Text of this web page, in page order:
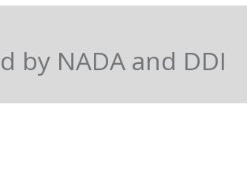
by NADA and DDI